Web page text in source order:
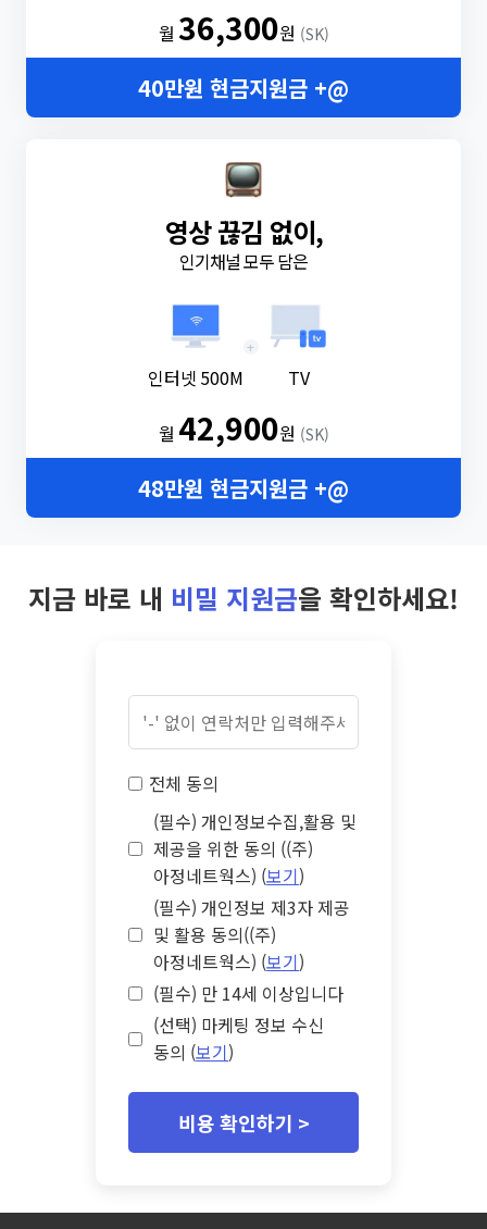
월36,300원 (SK)
40만원 현금지원금 +@
영상 끊김 없이,
인기채널 모두 담은
인터넷 500M
+
TV
월 42,900원 (SK)
48만원 현금지원금 +@
지금 바로 내 비밀 지원금을 확인하세요!
전체 동의
(필수) 개인정보수집,활용 및
제공을 위한 동의 ((주)
아정네트웍스) (보기)
(필수) 개인정보 제3자 제공
및 활용 동의((주)
아정네트웍스) (보기)
(필수) 만 14세 이상입니다
(선택) 마케팅 정보 수신
동의 (보기)
비용 확인하기 >